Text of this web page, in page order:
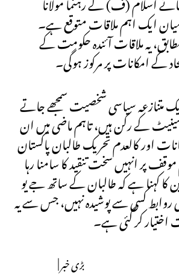
ایک اہم ملاقات متوقع ہے۔
یہ ملاقات آئندہ حکومت کے
کے امکانات پر مرکوز ہوگی۔
متنازعہ سیاسی شخصیت سمجھے جاتے
کے رکن ہیں، تاہم ماضی میں ان
اور کالعدم تحریک طالبان پاکستان
پر انہیں سخت تنقید کا سامنا رہا
کہنا ہے کہ طالبان کے ساتھ جے یو
کسی سے پوشیدہ نہیں، جس سے یہ
کر گئی ہے۔
بڑی خبر |